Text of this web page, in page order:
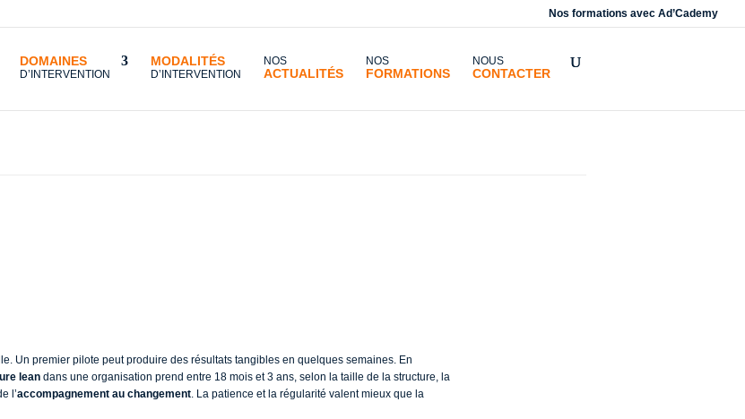
Nos formations avec Ad’Cademy
DOMAINES
D’INTERVENTION
MODALITÉS
D’INTERVENTION
NOS
ACTUALITÉS
NOS
FORMATIONS
NOUS
CONTACTER
Un premier pilote peut produire des résultats tangibles en quelques semaines. En
lean dans une organisation prend entre 18 mois et 3 ans, selon la taille de la structure, la
l’accompagnement au changement. La patience et la régularité valent mieux que la